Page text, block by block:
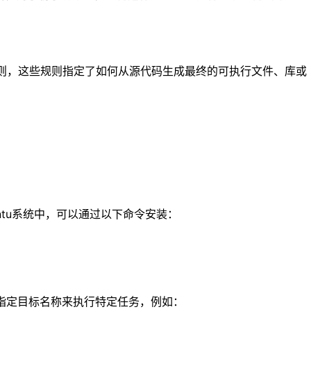
这些规则指定了如何从源代码生成最终的可执行文件、库或
统中，可以通过以下命令安装：
目标名称来执行特定任务，例如：